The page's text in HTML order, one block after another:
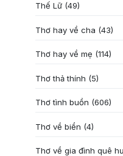
Thế Lữ (49)
Thơ hay về cha (43)
Thơ hay về mẹ (114)
Thơ thả thính (5)
Thơ tình buồn (606)
Thơ về biển (4)
Thơ về gia đình quê